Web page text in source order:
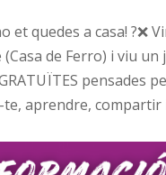
et quedes a casa! ?❌
(Casa de Ferro) i viu un
pensades
aprendre, compartir